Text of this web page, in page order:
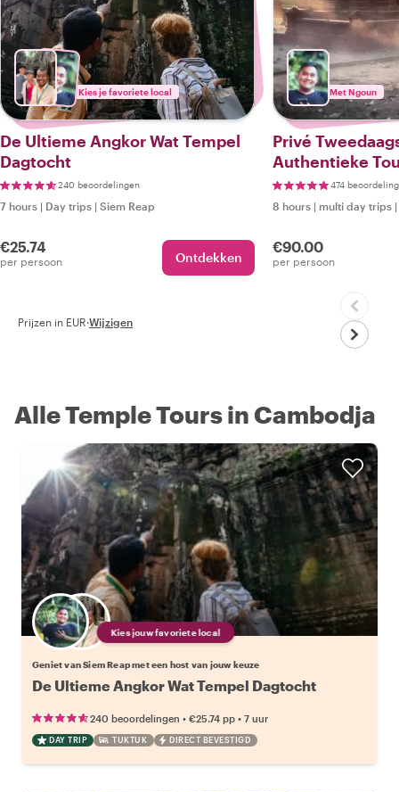
Kies je favoriete local
De Ultieme Angkor Wat Tempel
Dagtocht
240 beoordelingen
7 hours | Day trips | Siem Reap
€25.74
per persoon Ontdekken
Met Ngoun
Privé
Authentieke
Ophalen en
474
8 hours | multi day trips |
€90.00
per persoon
Prijzen in EUR·Wijzigen
Alle Temple Tours in Cambodja
Kies jouw favoriete local
Geniet van Siem Reap met een host van jouw keuze
De Ultieme Angkor Wat Tempel Dagtocht
240 beoordelingen • €25.74 pp • 7 uur
DAY TRIP TUKTUK DIRECT BEVESTIGD